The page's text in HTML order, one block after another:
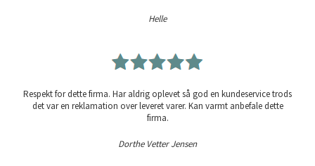
Helle
Respekt for dette firma. Har aldrig oplevet så god en kundeservice trods
det var en reklamation over leveret varer. Kan varmt anbefale dette
firma.
Dorthe Vetter Jensen